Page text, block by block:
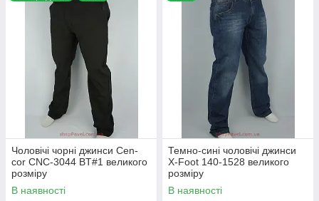
Чоловічі чорні джинси Cen-
cor CNC-3044 BT#1 великого
розміру
В наявності
Темно-сині чоловічі джинси
X-Foot 140-1528 великого
розміру
В наявності